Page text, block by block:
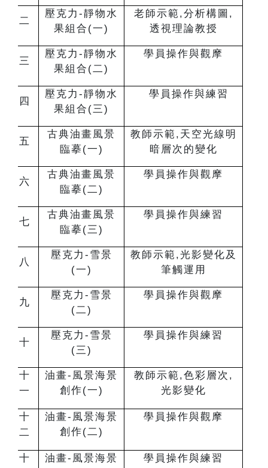
二
壓克力-靜物水
果組合(一)
老師示範,分析構圖,
透視理論教授
三
壓克力-靜物水
果組合(二)
學員操作與觀摩
四
壓克力-靜物水
果組合(三)
學員操作與練習
五
古典油畫風景
臨摹(一)
教師示範,天空光線明
暗層次的變化
六
古典油畫風景
臨摹(二)
學員操作與觀摩
七
古典油畫風景
臨摹(三)
學員操作與練習
八
壓克力-雪景
(一)
教師示範,光影變化及
筆觸運用
九
壓克力-雪景
(二)
學員操作與觀摩
十
壓克力-雪景
(三)
學員操作與練習
十
一
油畫-風景海景
創作(一)
教師示範,色彩層次,
光影變化
十
二
油畫-風景海景
創作(二)
學員操作與觀摩
十
油畫-風景海景
學員操作與練習